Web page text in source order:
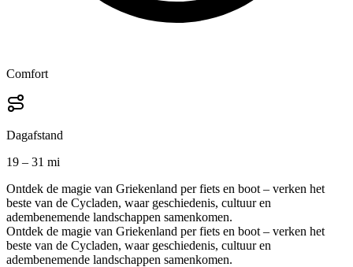
Comfort
Dagafstand
19 – 31 mi
Ontdek de magie van Griekenland per fiets en boot – verken het
beste van de Cycladen, waar geschiedenis, cultuur en
adembenemende landschappen samenkomen.
Ontdek de magie van Griekenland per fiets en boot – verken het
beste van de Cycladen, waar geschiedenis, cultuur en
adembenemende landschappen samenkomen.